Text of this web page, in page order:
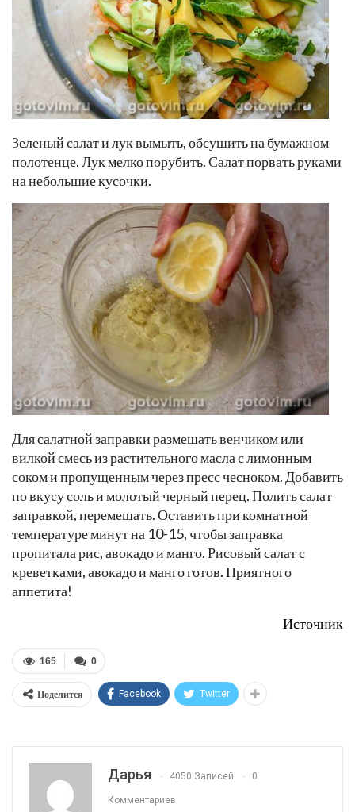
Зеленый салат и лук вымыть, обсушить на бумажном
полотенце. Лук мелко порубить. Салат порвать руками
на небольшие кусочки.
Для салатной заправки размешать венчиком или
вилкой смесь из растительного масла с лимонным
соком и пропущенным через пресс чесноком. Добавить
по вкусу соль и молотый черный перец. Полить салат
заправкой, перемешать. Оставить при комнатной
температуре минут на 10-15, чтобы заправка
пропитала рис, авокадо и манго. Рисовый салат с
креветками, авокадо и манго готов. Приятного
аппетита!
Источник
0
165
Поделится Facebook Twitter
Дарья 4050 Записей 0
Комментариев